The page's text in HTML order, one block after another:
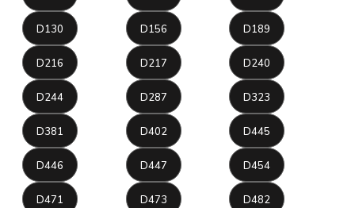
D130 D156 D189
D216 D217 D240
D244 D287 D323
D381 D402 D445
D446 D447 D454
D471 D473 D482